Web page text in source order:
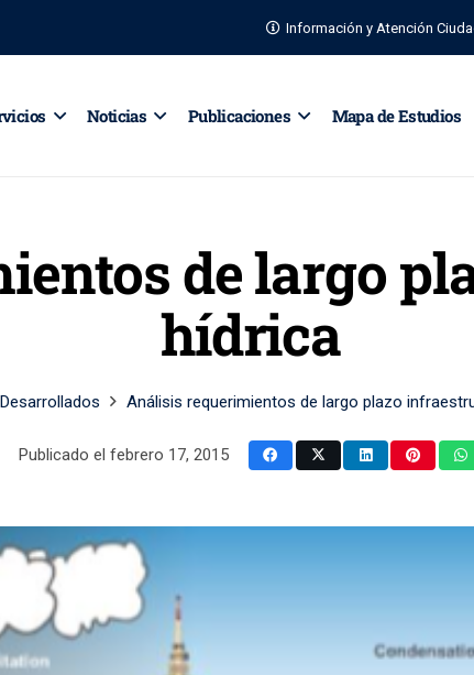
Información y Atención
Noticias Publicaciones Mapa de Estudios
de largo
hídrica
Desarrollados Análisis requerimientos de largo plazo
Publicado el febrero 17, 2015